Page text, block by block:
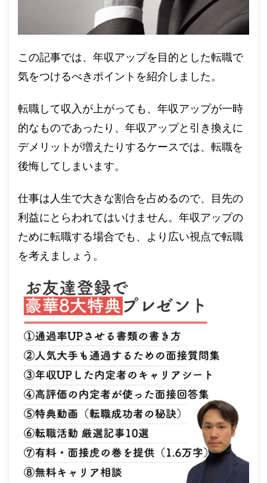
この記事では、年収アップを目的とした転職で
気をつけるべきポイントを紹介しました。
転職して収入が上がっても、年収アップが一時
的なものであったり、年収アップと引き換えに
デメリットが増えたりするケースでは、転職を
後悔してしまいます。
仕事は人生で大きな割合を占めるので、目先の
利益にとらわれてはいけません。年収アップの
ために転職する場合でも、より広い視点で転職
を考えましょう。